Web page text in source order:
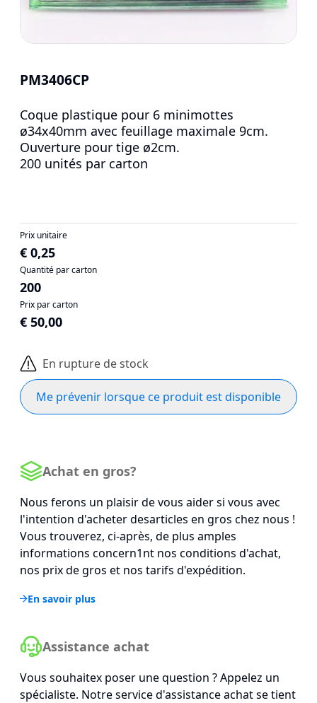
PM3406CP
Coque plastique pour 6 minimottes
ø34x40mm avec feuillage maximale 9cm.
Ouverture pour tige ø2cm.
200 unités par carton
Prix unitaire
€ 0,25
Quantité par carton
200
Prix par carton
€ 50,00
En rupture de stock
Me prévenir lorsque ce produit est disponible
Achat en gros?
Nous ferons un plaisir de vous aider si vous avec
l'intention d'acheter desarticles en gros chez nous !
Vous trouverez, ci-après, de plus amples
informations concern1nt nos conditions d'achat,
nos prix de gros et nos tarifs d'expédition.
En savoir plus
Assistance achat
Vous souhaitex poser une question ? Appelez un
spécialiste. Notre service d'assistance achat se tient